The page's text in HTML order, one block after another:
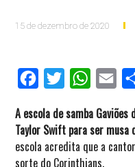
15 de dezembro de 2020
FacebookTwitter WhatsApp
A escola de samba Gaviões
Taylor Swift para ser musa
escola acredita que a
sorte do Corinthians.